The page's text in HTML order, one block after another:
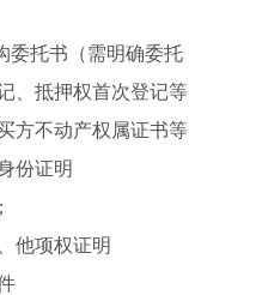
托书（需明确委托
、抵押权首次登记等
方不动产权属证书等
份证明
项权证明